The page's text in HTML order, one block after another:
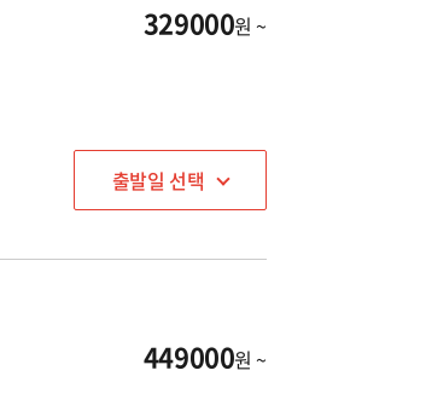
329000원 ~
출발일 선택
449000원 ~